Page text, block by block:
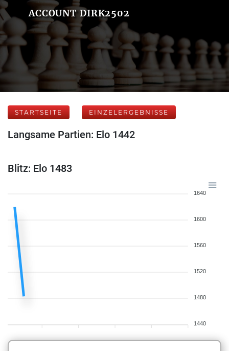
ACCOUNT DIRK2502
STARTSEITE EINZELERGEBNISSE
Langsame Partien: Elo 1442
Blitz: Elo 1483
1640
1600
1560
1520
1480
1440